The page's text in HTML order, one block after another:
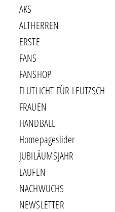
AKS
ALTHERREN
ERSTE
FANS
FANSHOP
FLUTLICHT FÜR LEUTZSCH
FRAUEN
HANDBALL
Homepageslider
JUBILÄUMSJAHR
LAUFEN
NACHWUCHS
NEWSLETTER